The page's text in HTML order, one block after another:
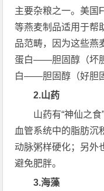
主要杂粮之一。美国
等燕麦制品适用于帮
品范畴，因为这些燕
蛋白——胆固醇（坏
白——胆固醇（好胆
2.山药
山药有“神仙之
血管系统中的脂肪沉
动脉粥样硬化；另外
避免肥胖。
3.海藻